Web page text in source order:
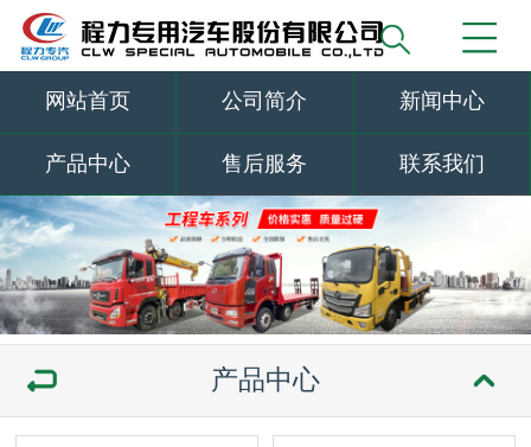
网站首页 公司简介 新闻中心
产品中心 售后服务 联系我们
产品中心